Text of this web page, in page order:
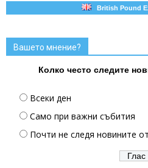
British Pound
Вашето мнение?
Колко често следите
Всеки ден
Само при важни събития
Почти не следя новините